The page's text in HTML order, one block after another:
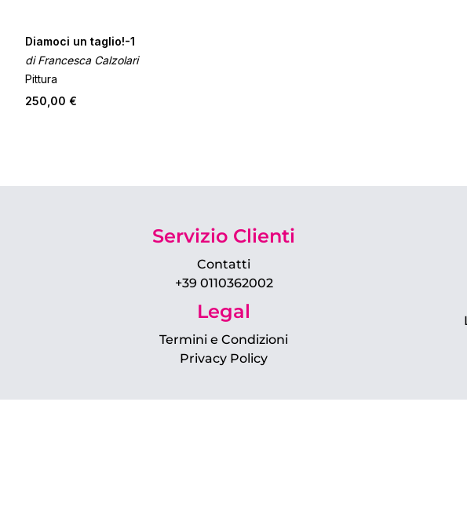
Diamoci un taglio!-1
di Francesca Calzolari
Pittura
250,00 €
Servizio Clienti
Contatti
+39 0110362002
Legal
Termini e Condizioni
Privacy Policy